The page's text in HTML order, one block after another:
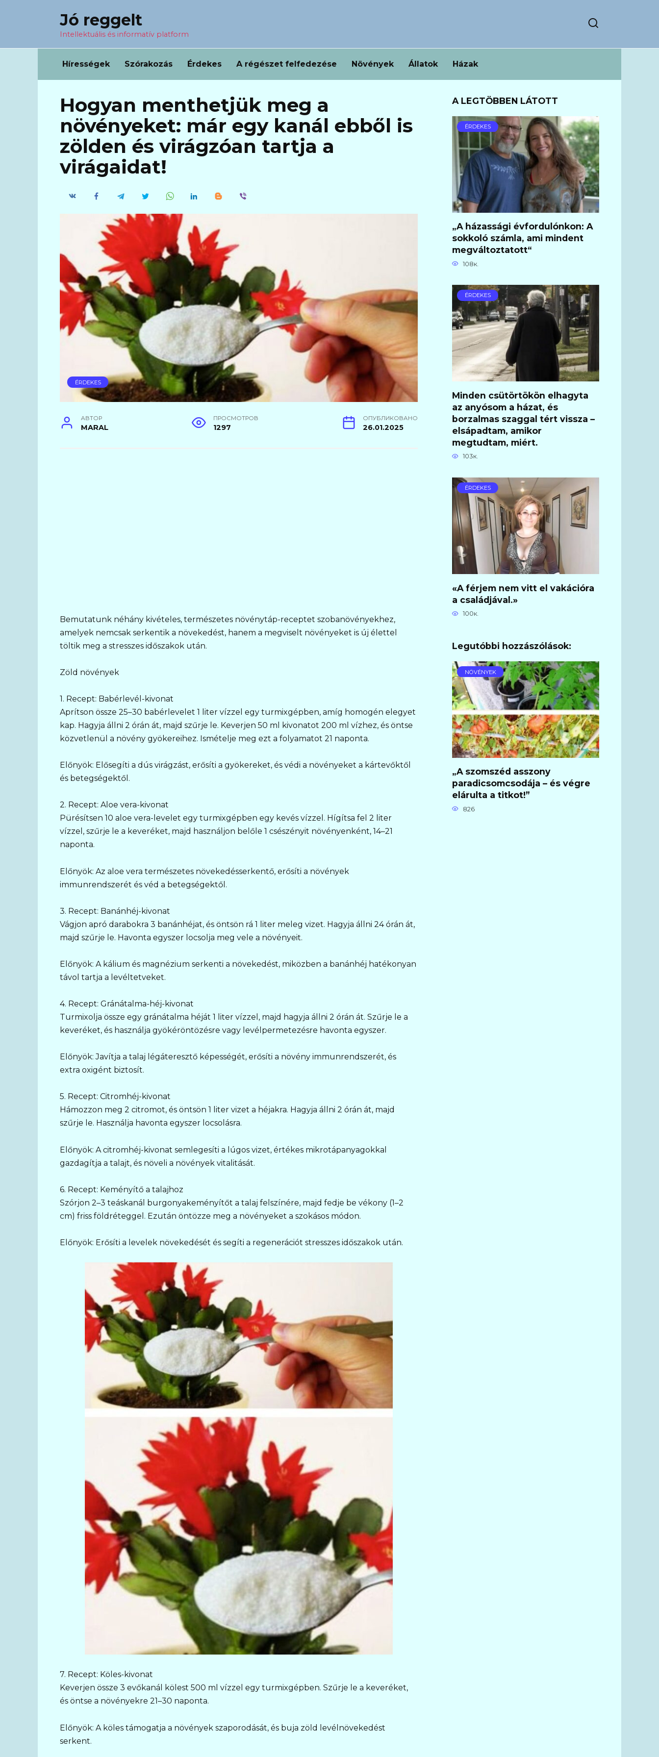
Jó reggelt
Intellektuális és informatív platform
Hírességek Szórakozás Érdekes A régészet felfedezése Növények Állatok Házak
Hogyan menthetjük meg a
növényeket: már egy kanál ebből is
zölden és virágzóan tartja a
virágaidat!
ÉRDEKES
АВТОР
MARAL
ПРОСМОТРОВ
1297
ОПУБЛИКОВАНО
26.01.2025
Bemutatunk néhány kivételes, természetes növénytáp-receptet szobanövényekhez,
amelyek nemcsak serkentik a növekedést, hanem a megviselt növényeket is új élettel
töltik meg a stresszes időszakok után.
Zöld növények
1. Recept: Babérlevél-kivonat
Aprítson össze 25–30 babérlevelet 1 liter vízzel egy turmixgépben, amíg homogén elegyet
kap. Hagyja állni 2 órán át, majd szűrje le. Keverjen 50 ml kivonatot 200 ml vízhez, és öntse
közvetlenül a növény gyökereihez. Ismételje meg ezt a folyamatot 21 naponta.
Előnyök: Elősegíti a dús virágzást, erősíti a gyökereket, és védi a növényeket a kártevőktől
és betegségektől.
2. Recept: Aloe vera-kivonat
Pürésítsen 10 aloe vera-levelet egy turmixgépben egy kevés vízzel. Hígítsa fel 2 liter
vízzel, szűrje le a keveréket, majd használjon belőle 1 csészényit növényenként, 14–21
naponta.
Előnyök: Az aloe vera természetes növekedésserkentő, erősíti a növények
immunrendszerét és véd a betegségektől.
3. Recept: Banánhéj-kivonat
Vágjon apró darabokra 3 banánhéjat, és öntsön rá 1 liter meleg vizet. Hagyja állni 24 órán át,
majd szűrje le. Havonta egyszer locsolja meg vele a növényeit.
Előnyök: A kálium és magnézium serkenti a növekedést, miközben a banánhéj hatékonyan
távol tartja a levéltetveket.
4. Recept: Gránátalma-héj-kivonat
Turmixolja össze egy gránátalma héját 1 liter vízzel, majd hagyja állni 2 órán át. Szűrje le a
keveréket, és használja gyökéröntözésre vagy levélpermetezésre havonta egyszer.
Előnyök: Javítja a talaj légáteresztő képességét, erősíti a növény immunrendszerét, és
extra oxigént biztosít.
5. Recept: Citromhéj-kivonat
Hámozzon meg 2 citromot, és öntsön 1 liter vizet a héjakra. Hagyja állni 2 órán át, majd
szűrje le. Használja havonta egyszer locsolásra.
Előnyök: A citromhéj-kivonat semlegesíti a lúgos vizet, értékes mikrotápanyagokkal
gazdagítja a talajt, és növeli a növények vitalitását.
6. Recept: Keményítő a talajhoz
Szórjon 2–3 teáskanál burgonyakeményítőt a talaj felszínére, majd fedje be vékony (1–2
cm) friss földréteggel. Ezután öntözze meg a növényeket a szokásos módon.
Előnyök: Erősíti a levelek növekedését és segíti a regenerációt stresszes időszakok után.
7. Recept: Köles-kivonat
Keverjen össze 3 evőkanál kölest 500 ml vízzel egy turmixgépben. Szűrje le a keveréket,
és öntse a növényekre 21–30 naponta.
Előnyök: A köles támogatja a növények szaporodását, és buja zöld levélnövekedést
serkent.
A LEGTÖBBEN LÁTOTT
ÉRDEKES
„A házassági évfordulónkon: A
sokkoló számla, ami mindent
megváltoztatott“
108к.
ÉRDEKES
Minden csütörtökön elhagyta
az anyósom a házat, és
borzalmas szaggal tért vissza –
elsápadtam, amikor
megtudtam, miért.
103к.
ÉRDEKES
«A férjem nem vitt el vakációra
a családjával.»
100к.
Legutóbbi hozzászólások:
NÖVÉNYEK
„A szomszéd asszony
paradicsomcsodája – és végre
elárulta a titkot!”
826